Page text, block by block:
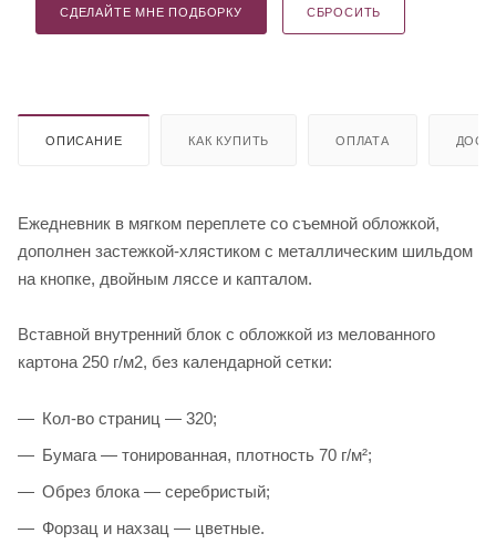
СДЕЛАЙТЕ МНЕ ПОДБОРКУ СБРОСИТЬ
ОПИСАНИЕ КАК КУПИТЬ ОПЛАТА
Ежедневник в мягком переплете со съемной обложкой,
дополнен застежкой-хлястиком с металлическим шильдом
на кнопке, двойным ляссе и капталом.
Вставной внутренний блок с обложкой из мелованного
картона 250 г/м2, без календарной сетки:
Кол-во страниц — 320;
Бумага — тонированная, плотность 70 г/м²;
Обрез блока — серебристый;
Форзац и нахзац — цветные.